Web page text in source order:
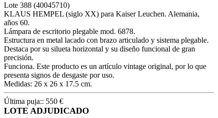
Lote 388 (40045710)
KLAUS HEMPEL (siglo XX) para Kaiser Leuchen. Alemania,
años 60.
Lámpara de escritorio plegable mod. 6878.
Estructura en metal lacado con brazo articulado y sistema plegable.
Destaca por su silueta horizontal y su diseño funcional de gran
precisión.
Funciona. Este producto es un artículo vintage original, por lo que
presenta signos de desgaste por uso.
Medidas: 26 x 26 x 17.5 cm.
Última puja:: 550 €
LOTE ADJUDICADO